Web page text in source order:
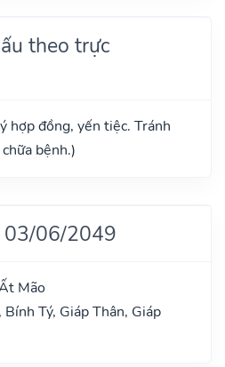
theo trực
hợp đồng, yến tiệc. Tránh
bệnh.)
03/06/2049
Mão
Tý, Giáp Thân, Giáp